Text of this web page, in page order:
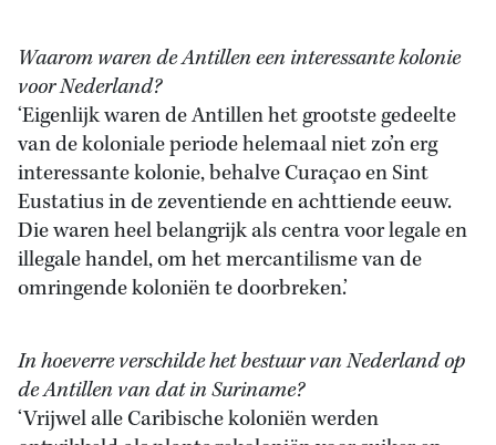
Waarom waren de Antillen een interessante kolonie
voor Nederland?
‘Eigenlijk waren de Antillen het grootste gedeelte
van de koloniale periode helemaal niet zo’n erg
interessante kolonie, behalve Curaçao en Sint
Eustatius in de zeventiende en achttiende eeuw.
Die waren heel belangrijk als centra voor legale en
illegale handel, om het mercantilisme van de
omringende koloniën te doorbreken.’
In hoeverre verschilde het bestuur van Nederland op
de Antillen van dat in Suriname?
‘Vrijwel alle Caribische koloniën werden